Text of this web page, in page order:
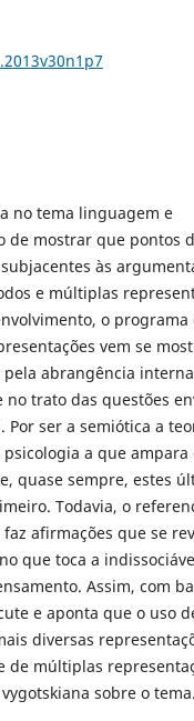
no tema linguagem e
de mostrar que pontos
às
e múltiplas
o programa
vem se
abrangência
trato das questões
Por ser a semiótica a
a que ampara
quase sempre, estes
Todavia, o
afirmações que se
que toca a
Assim, com
e aponta que o uso
diversas
múltiplas
sobre o tema.